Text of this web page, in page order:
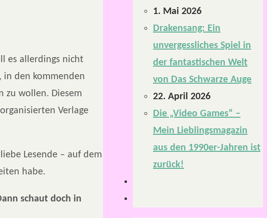
es allerdings nicht
in den kommenden
zu wollen. Diesem
Verlage
Lesende – auf dem
habe.
schaut doch in
1. Mai 2026
Drakensang: Ein
unvergessliches Spiel in
der fantastischen Welt
von Das Schwarze Auge
22. April 2026
Die „Video Games“ –
Mein Lieblingsmagazin
aus den 1990er-Jahren ist
zurück!